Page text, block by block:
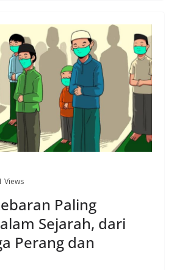
Views
Paling
Sejarah, dari
Perang dan